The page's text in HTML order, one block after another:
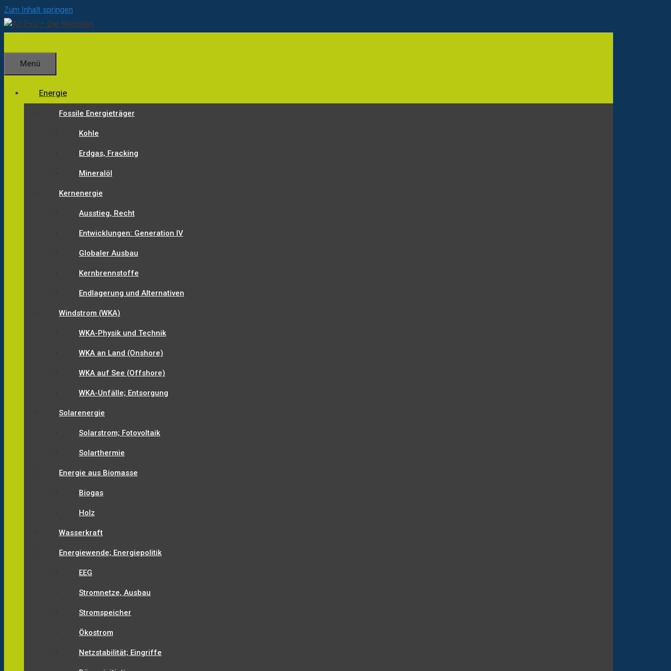
Zum Inhalt springen
Menü
Energie
Fossile Energieträger
Kohle
Erdgas, Fracking
Mineralöl
Kernenergie
Ausstieg, Recht
Entwicklungen: Generation IV
Globaler Ausbau
Kernbrennstoffe
Endlagerung und Alternativen
Windstrom (WKA)
WKA-Physik und Technik
WKA an Land (Onshore)
WKA auf See (Offshore)
WKA-Unfälle; Entsorgung
Solarenergie
Solarstrom; Fotovoltaik
Solarthermie
Energie aus Biomasse
Biogas
Holz
Wasserkraft
Energiewende; Energiepolitik
EEG
Stromnetze, Ausbau
Stromspeicher
Ökostrom
Netzstabilität; Eingriffe